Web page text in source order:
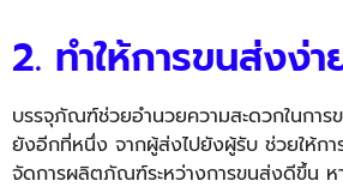
2. ทำให้การขนส่งง่
บรรจุภัณฑ์ช่วยอำนวยความสะดวกในการ
ยังอีกที่หนึ่ง จากผู้ส่งไปยังผู้รับ ช่วยให้กา
จัดการผลิตภัณฑ์ระหว่างการขนส่งดีขึ้น ห